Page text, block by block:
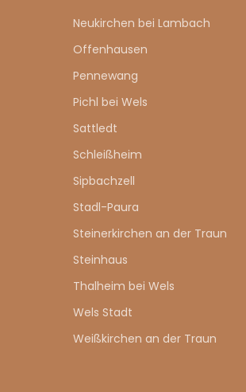
Neukirchen bei Lambach
Offenhausen
Pennewang
Pichl bei Wels
Sattledt
Schleißheim
Sipbachzell
Stadl-Paura
Steinerkirchen an der Traun
Steinhaus
Thalheim bei Wels
Wels Stadt
Weißkirchen an der Traun